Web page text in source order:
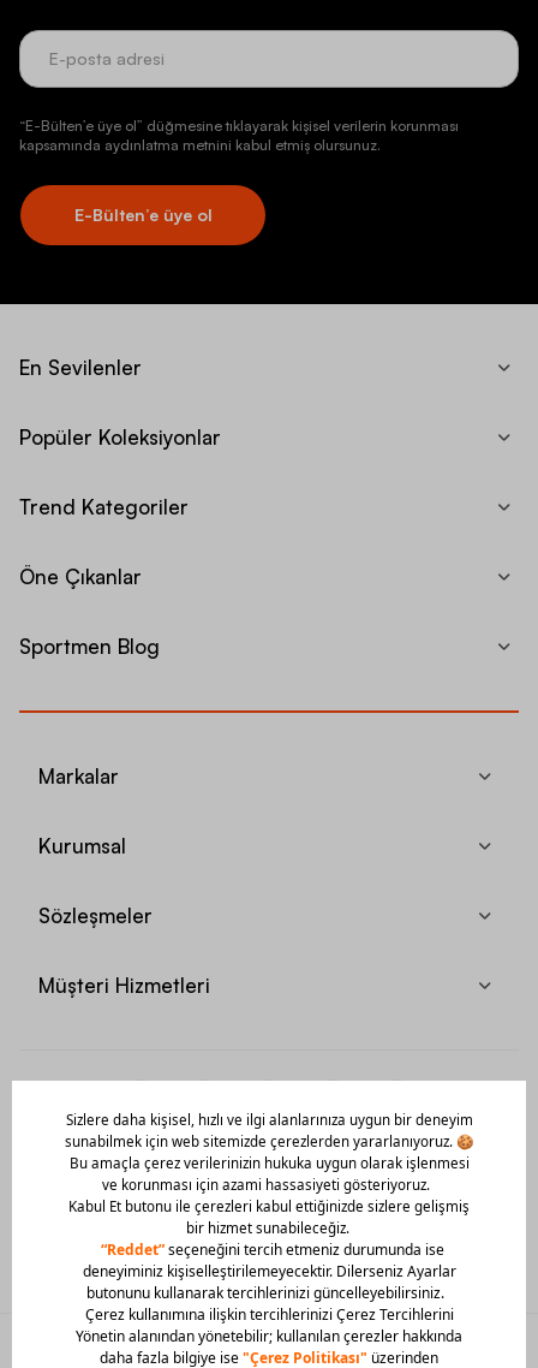
“E-Bülten’e üye ol” düğmesine tıklayarak kişisel verilerin korunması
kapsamında aydınlatma metnini kabul etmiş olursunuz.
E-Bülten’e üye ol
En Sevilenler
Popüler Koleksiyonlar
Trend Kategoriler
Öne Çıkanlar
Sportmen Blog
Markalar
Kurumsal
Sözleşmeler
Müşteri Hizmetleri
Mobil Uygulamamızı Hemen İndir!